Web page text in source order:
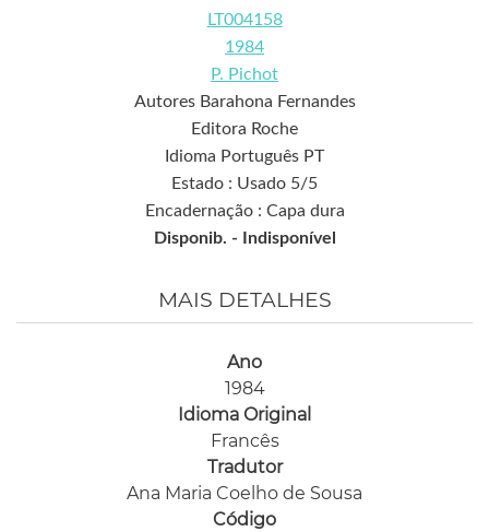
LT004158
1984
P. Pichot
Autores Barahona Fernandes
Editora Roche
Idioma Português PT
Estado : Usado 5/5
Encadernação : Capa dura
Disponib. -
Indisponível
MAIS DETALHES
Ano
1984
Idioma Original
Francês
Tradutor
Ana Maria Coelho de Sousa
Código